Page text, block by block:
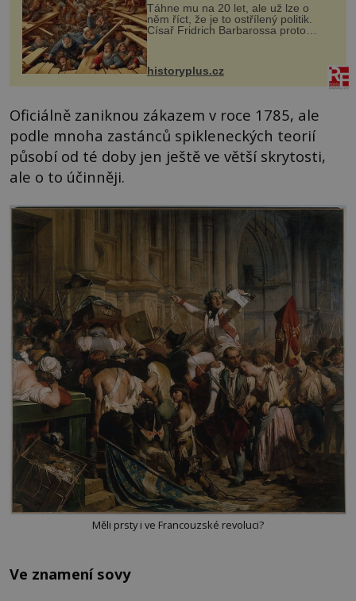
Táhne mu na 20 let, ale už lze o
něm říct, že je to ostřílený politik.
Císař Fridrich Barbarossa proto
posílá svého syna a dědice Jindřicha
VI. do Erfurtu, aby se stal
prostředníkem při řešení sporu m...
historyplus.cz
Oficiálně zaniknou zákazem v roce 1785, ale
podle mnoha zastánců spikleneckých teorií
působí od té doby jen ještě ve větší skrytosti,
ale o to účinněji.
Měli prsty i ve Francouzské revoluci?
Ve znamení sovy